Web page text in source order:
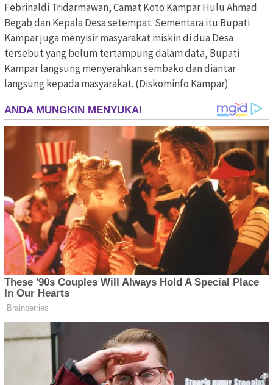
Febrinaldi Tridarmawan, Camat Koto Kampar Hulu Ahmad
Begab dan Kepala Desa setempat. Sementara itu Bupati
Kampar juga menyisir masyarakat miskin di dua Desa
tersebut yang belum tertampung dalam data, Bupati
Kampar langsung menyerahkan sembako dan diantar
langsung kepada masyarakat. (Diskominfo Kampar)